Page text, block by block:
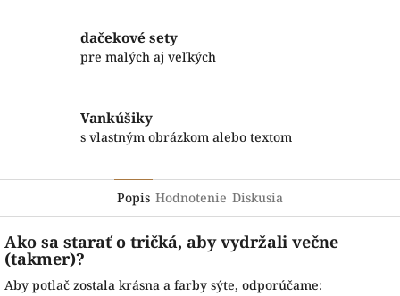
dačekové sety
pre malých aj veľkých
Vankúšiky
s vlastným obrázkom alebo textom
Popis Hodnotenie Diskusia
Ako sa starať o tričká, aby vydržali večne
(takmer)?
Aby potlač zostala krásna a farby sýte, odporúčame: